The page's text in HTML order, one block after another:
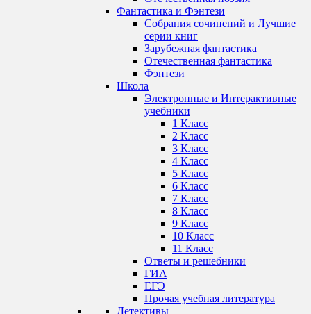
Фантастика и Фэнтези
Собрания сочинений и Лучшие
серии книг
Зарубежная фантастика
Отечественная фантастика
Фэнтези
Школа
Электронные и Интерактивные
учебники
1 Класс
2 Класс
3 Класс
4 Класс
5 Класс
6 Класс
7 Класс
8 Класс
9 Класс
10 Класс
11 Класс
Ответы и решебники
ГИА
ЕГЭ
Прочая учебная литература
Детективы